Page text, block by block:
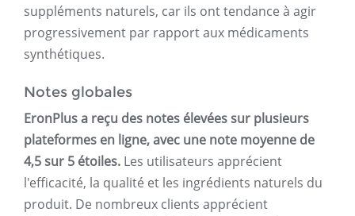
suppléments naturels, car ils ont tendance à agir
progressivement par rapport aux médicaments
synthétiques.
Notes globales
EronPlus a reçu des notes élevées sur plusieurs
plateformes en ligne, avec une note moyenne de
4,5 sur 5 étoiles. Les utilisateurs apprécient
l'efficacité, la qualité et les ingrédients naturels du
produit. De nombreux clients apprécient